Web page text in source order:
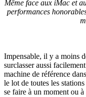
Même face aux iMac et
performances
Impensable, il y a moins
surclasser aussi
machine de référence
le lot de toutes les
se faire à un moment ou